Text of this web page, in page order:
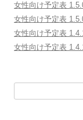
女性向け予定表
女性向け予定表
女性向け予定表
女性向け予定表